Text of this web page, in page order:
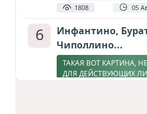
1808 05
6
Инфантино,
Чиполлино...
ТАКАЯ ВОТ КАРТИНА,
ДЛЯ ДЕЙСТВУЮЩИХ